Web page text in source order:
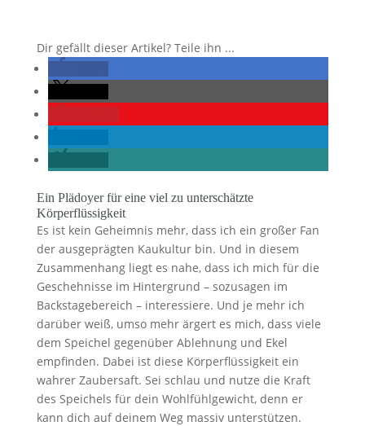
Dir gefällt dieser Artikel? Teile ihn ...
Ein Plädoyer für eine viel zu unterschätzte
Körperflüssigkeit
Es ist kein Geheimnis mehr, dass ich ein großer Fan
der ausgeprägten Kaukultur bin. Und in diesem
Zusammenhang liegt es nahe, dass ich mich für die
Geschehnisse im Hintergrund – sozusagen im
Backstagebereich – interessiere. Und je mehr ich
darüber weiß, umso mehr ärgert es mich, dass viele
dem Speichel gegenüber Ablehnung und Ekel
empfinden. Dabei ist diese Körperflüssigkeit ein
wahrer Zaubersaft. Sei schlau und nutze die Kraft
des Speichels für dein Wohlfühlgewicht, denn er
kann dich auf deinem Weg massiv unterstützen.